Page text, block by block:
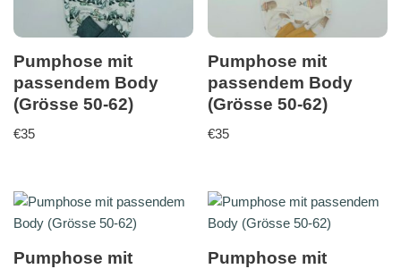
Pumphose mit
passendem Body
(Grösse 50-62)
€35
Pumphose mit
passendem Body
(Grösse 50-62)
€35
Pumphose mit
Pumphose mit